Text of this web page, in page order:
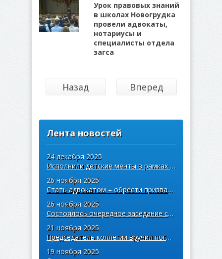
Урок правовых знаний
в школах Новогрудка
провели адвокаты,
нотариусы и
специалисты отдела
загса
Назад Вперед
Лента новостей
24 декабря 2025
Исполнили детские мечты в рамках акции «Ёлка желаний»
26 ноября 2025
Стать адвокатом – обрести призвание
26 ноября 2025
Состоялось очередное заседание совета областной коллегии адвокатов
21 ноября 2025
Председатель коллегии вручил погоны учащимся правовых классов
19 ноября 2025